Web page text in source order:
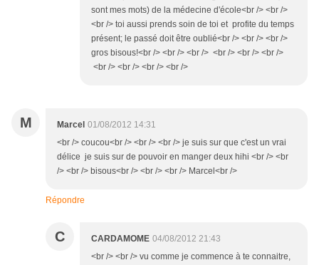
sont mes mots) de la médecine d'école<br /> <br />
<br /> toi aussi prends soin de toi et profite du temps
présent; le passé doit être oublié<br /> <br /> <br />
gros bisous!<br /> <br /> <br /> <br /> <br /> <br />
<br /> <br /> <br /> <br />
M Marcel 01/08/2012 14:31
<br /> coucou<br /> <br /> <br /> je suis sur que c'est un vrai
délice je suis sur de pouvoir en manger deux hihi <br /> <br
/> <br /> bisous<br /> <br /> <br /> Marcel<br />
Répondre
C CARDAMOME 04/08/2012 21:43
<br /> <br /> vu comme je commence à te connaitre,